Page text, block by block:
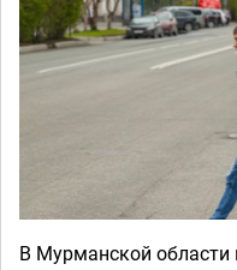
В Мурманской области